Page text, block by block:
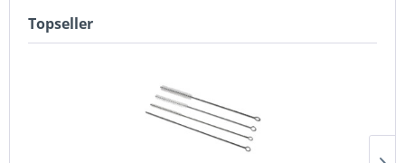
Topseller